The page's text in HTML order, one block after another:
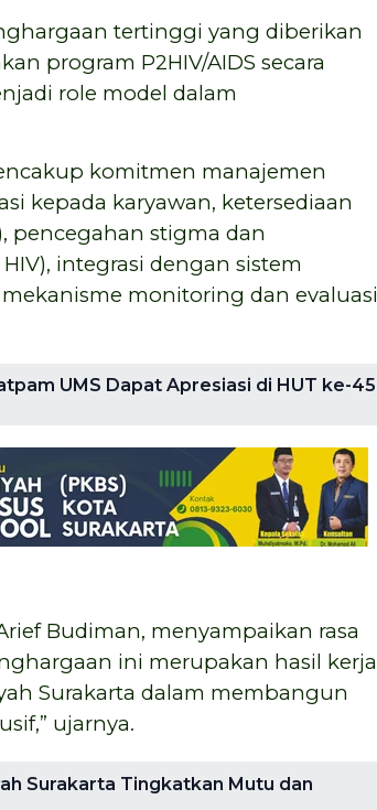
tertinggi yang diberikan
program P2HIV/AIDS secara
role model dalam
komitmen manajemen
kepada karyawan, ketersediaan
pencegahan stigma dan
integrasi dengan sistem
monitoring dan evaluasi
UMS Dapat Apresiasi di HUT ke-45
Budiman, menyampaikan rasa
ini merupakan hasil kerja
Surakarta dalam membangun
ujarnya.
Surakarta Tingkatkan Mutu dan